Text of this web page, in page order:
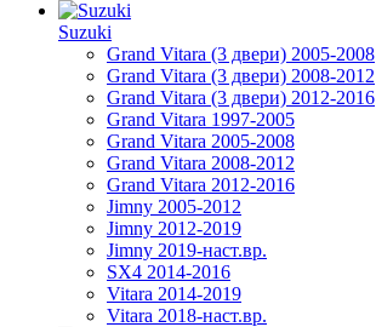
Suzuki
Grand Vitara (3 двери) 2005-2008
Grand Vitara (3 двери) 2008-2012
Grand Vitara (3 двери) 2012-2016
Grand Vitara 1997-2005
Grand Vitara 2005-2008
Grand Vitara 2008-2012
Grand Vitara 2012-2016
Jimny 2005-2012
Jimny 2012-2019
Jimny 2019-наст.вр.
SX4 2014-2016
Vitara 2014-2019
Vitara 2018-наст.вр.